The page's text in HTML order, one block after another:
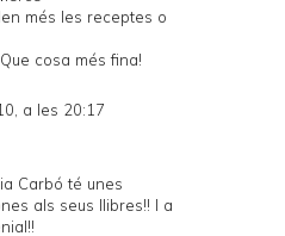
més les receptes o
cosa més fina!
a les 20:17
Carbó té unes
als seus llibres!! I a